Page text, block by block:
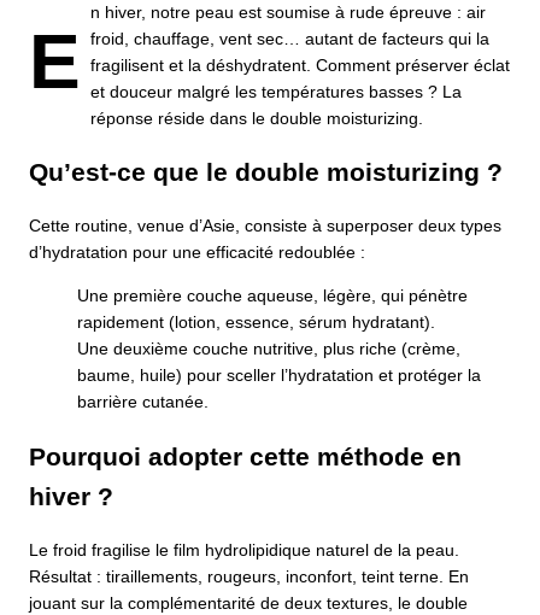
E
n hiver, notre peau est soumise à rude épreuve : air
froid, chauffage, vent sec… autant de facteurs qui la
fragilisent et la déshydratent. Comment préserver éclat
et douceur malgré les températures basses ? La
réponse réside dans le double moisturizing.
Qu’est-ce que le double moisturizing ?
Cette routine, venue d’Asie, consiste à superposer deux types
d’hydratation pour une efficacité redoublée :
Une première couche aqueuse, légère, qui pénètre
rapidement (lotion, essence, sérum hydratant).
Une deuxième couche nutritive, plus riche (crème,
baume, huile) pour sceller l’hydratation et protéger la
barrière cutanée.
Pourquoi adopter cette méthode en
hiver ?
Le froid fragilise le film hydrolipidique naturel de la peau.
Résultat : tiraillements, rougeurs, inconfort, teint terne. En
jouant sur la complémentarité de deux textures, le double